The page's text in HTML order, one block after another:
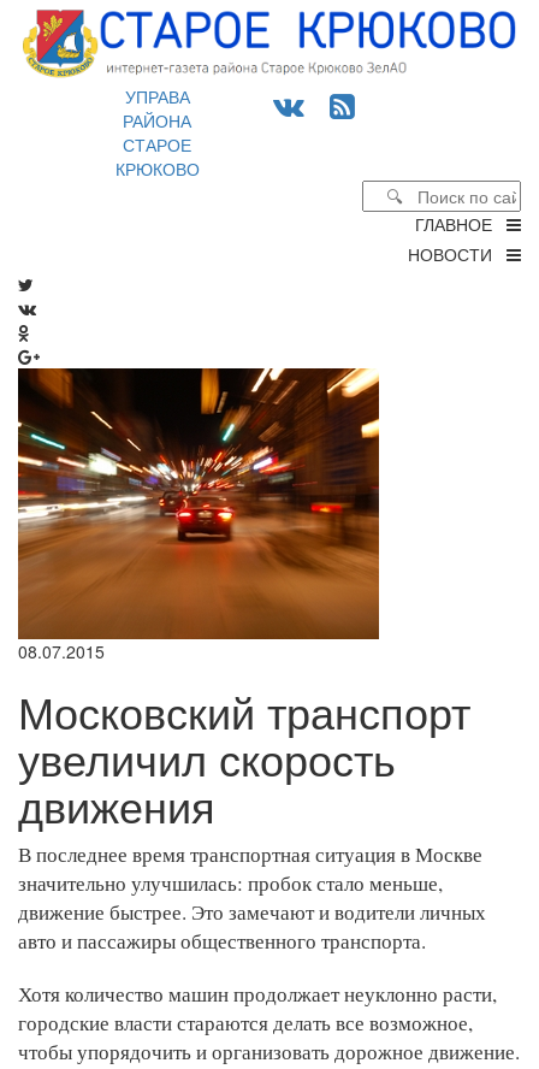
УПРАВА
РАЙОНА
СТАРОЕ
КРЮКОВО
ГЛАВНОЕ
НОВОСТИ
08.07.2015
Московский транспорт
увеличил скорость
движения
В последнее время транспортная ситуация в Москве
значительно улучшилась: пробок стало меньше,
движение быстрее. Это замечают и водители личных
авто и пассажиры общественного транспорта.
Хотя количество машин продолжает неуклонно расти,
городские власти стараются делать все возможное,
чтобы упорядочить и организовать дорожное движение.